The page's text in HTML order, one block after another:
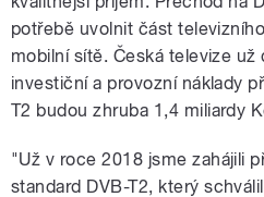
potřebě uvolnit část
mobilní sítě. Česká televize
investiční a provozní náklady
T2 budou zhruba 1,4 miliardy
"Už v roce 2018 jsme zahájili
standard DVB-T2, který